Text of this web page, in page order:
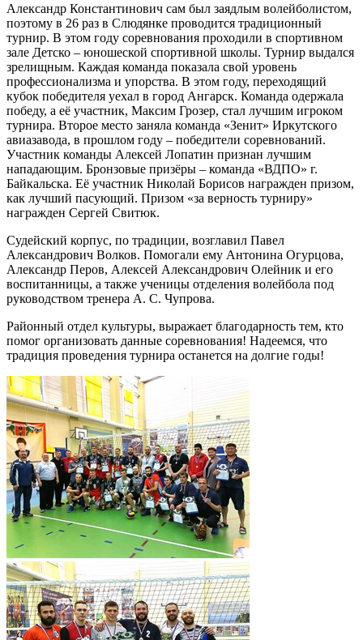
Александр Константинович сам был заядлым волейболистом,
поэтому в 26 раз в Слюдянке проводится традиционный
турнир. В этом году соревнования проходили в спортивном
зале Детско – юношеской спортивной школы. Турнир выдался
зрелищным. Каждая команда показала свой уровень
профессионализма и упорства. В этом году, переходящий
кубок победителя уехал в город Ангарск. Команда одержала
победу, а её участник, Максим Грозер, стал лучшим игроком
турнира. Второе место заняла команда «Зенит» Иркутского
авиазавода, в прошлом году – победители соревнований.
Участник команды Алексей Лопатин признан лучшим
нападающим. Бронзовые призёры – команда «ВДПО» г.
Байкальска. Её участник Николай Борисов награжден призом,
как лучший пасующий. Призом «за верность турниру»
награжден Сергей Свитюк.
Судейский корпус, по традиции, возглавил Павел
Александрович Волков. Помогали ему Антонина Огурцова,
Александр Перов, Алексей Александрович Олейник и его
воспитанницы, а также ученицы отделения волейбола под
руководством тренера А. С. Чупрова.
Районный отдел культуры, выражает благодарность тем, кто
помог организовать данные соревнования! Надеемся, что
традиция проведения турнира останется на долгие годы!